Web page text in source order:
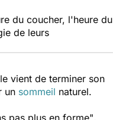
du coucher, l'heure du
de leurs
vient de terminer son
un sommeil naturel.
pas plus en forme",